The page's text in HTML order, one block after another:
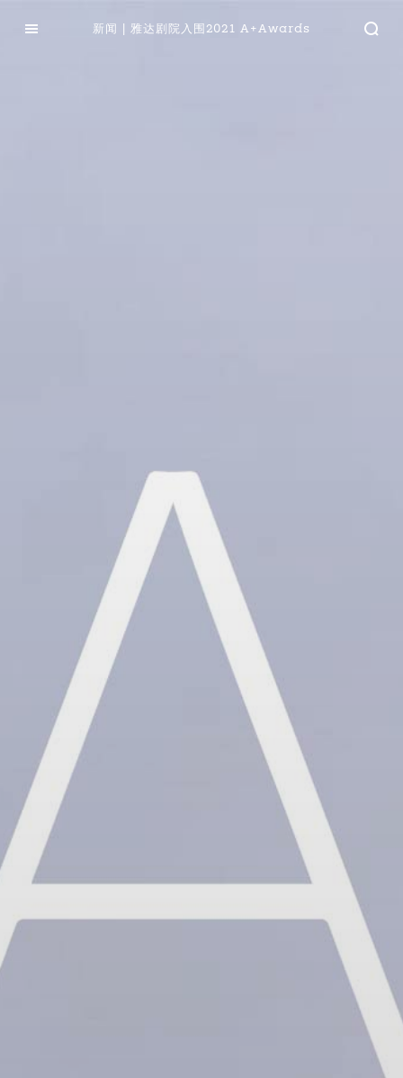
新闻 | 雅达剧院入围2021 A+Awards